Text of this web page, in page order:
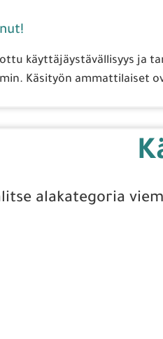
käyttäjäystävällisyys ja
Käsityön ammattilaiset
alakategoria